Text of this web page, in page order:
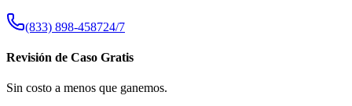
(833) 898-458724/7
Revisión de Caso Gratis
Sin costo a menos que ganemos.